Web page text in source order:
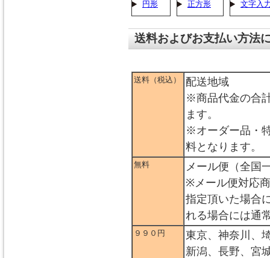
円形 正方形 文字入
送料およびお支払い方法
送料（税込）
配送地域
※商品代金の合
ます。
※オーダー品・
料となります。
無料
メール便（全国
※メール便対応
指定頂いた場合
れる場合には通
９９０円
東京、神奈川、
新潟、長野、宮